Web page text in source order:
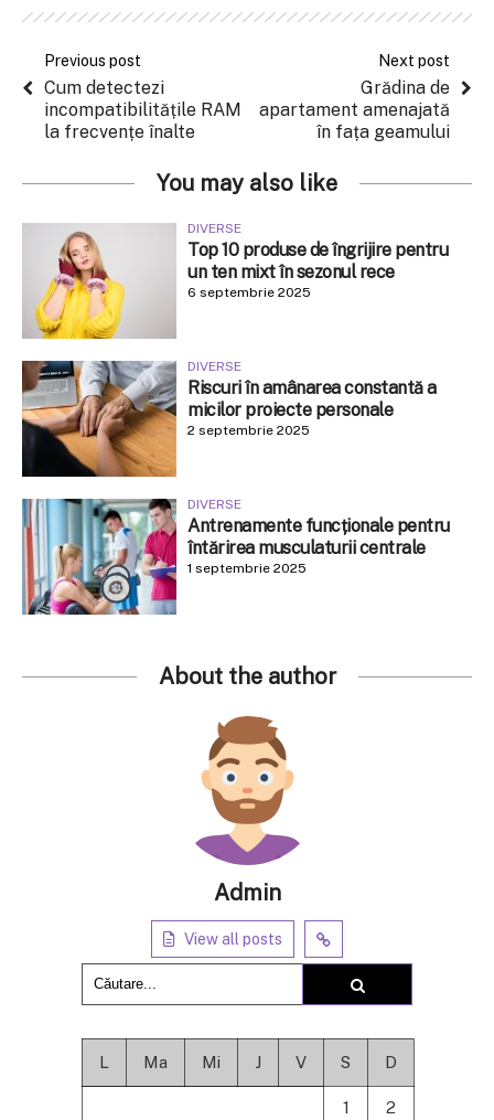
Previous post
Cum detectezi
incompatibilitățile RAM
la frecvențe înalte
Next post
Grădina de
apartament amenajată
în fața geamului
You may also like
DIVERSE
Top 10 produse de îngrijire pentru
un ten mixt în sezonul rece
6 septembrie 2025
DIVERSE
Riscuri în amânarea constantă a
micilor proiecte personale
2 septembrie 2025
DIVERSE
Antrenamente funcționale pentru
întărirea musculaturii centrale
1 septembrie 2025
About the author
Admin
View all posts
L Ma Mi J V S D
1 2